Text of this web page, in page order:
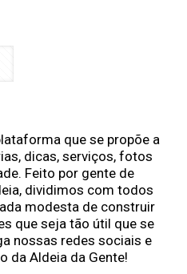
que se propõe a
dicas, serviços, fotos
Feito por gente de
dividimos com todos
modesta de construir
que seja tão útil que se
nossas redes sociais e
da Aldeia da Gente!